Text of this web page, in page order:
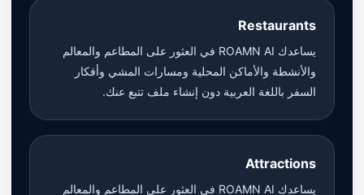
Restaurants
يساعدك ROAMN AI في العثور على المطاعم والمعالم
والأنشطة والأماكن المحلية ومسارات المشي وأفكار
السفر باللغة العربية دون إنشاء ملف تتبع عنك.
Attractions
يساعدك ROAMN AI في العثور على المطاعم والمعالم